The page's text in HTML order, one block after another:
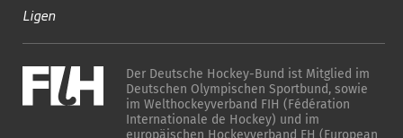
Ligen
Der Deutsche Hockey-Bund ist Mitglied im
Deutschen Olympischen Sportbund, sowie
im Welthockeyverband FIH (Fédération
Internationale de Hockey) und im